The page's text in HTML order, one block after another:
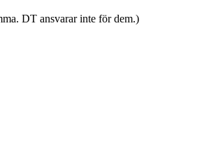
DT ansvarar inte för dem.)